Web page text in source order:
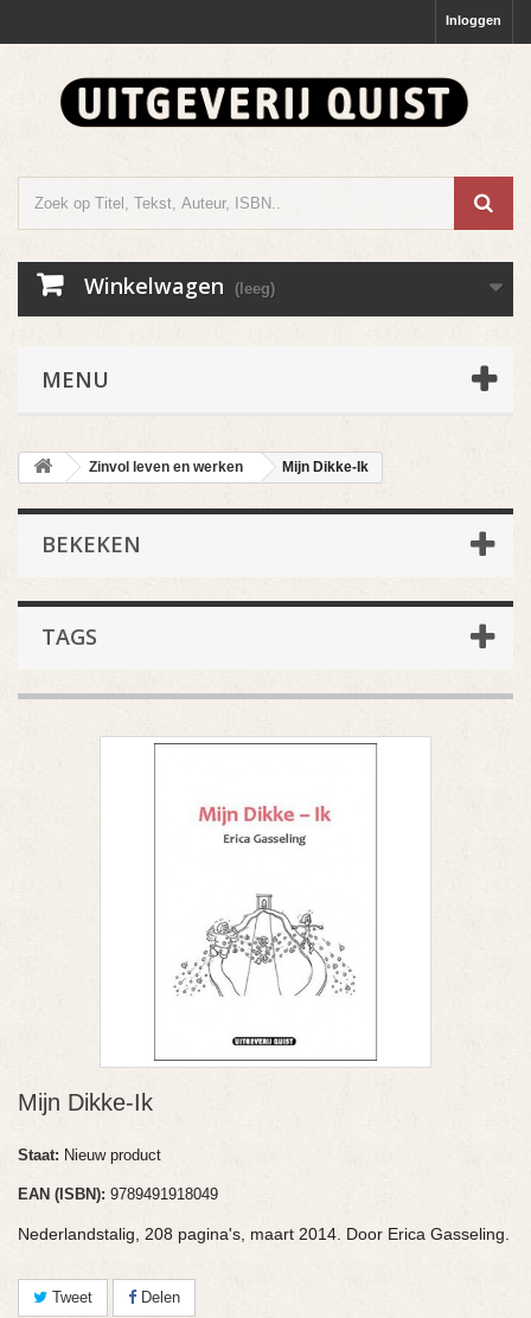
Inloggen
Winkelwagen (leeg)
MENU
Zinvol leven en werken Mijn Dikke-Ik
BEKEKEN
TAGS
Mijn Dikke-Ik
Staat: Nieuw product
EAN (ISBN): 9789491918049
Nederlandstalig, 208 pagina's, maart 2014. Door Erica Gasseling.
Tweet Delen